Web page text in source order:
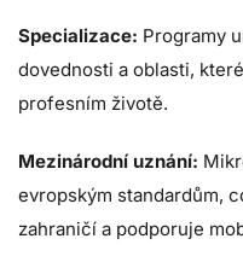
Specializace: Programy
dovednosti a oblasti,
profesním životě.
Mezinárodní uznání:
evropským standardům,
zahraničí a podporuje